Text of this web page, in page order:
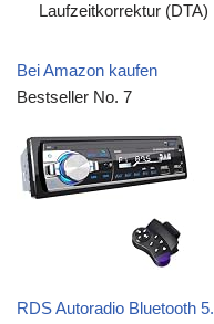
Laufzeitkorrektur (DTA)
Bei Amazon kaufen
Bestseller No. 7
RDS Autoradio Bluetooth